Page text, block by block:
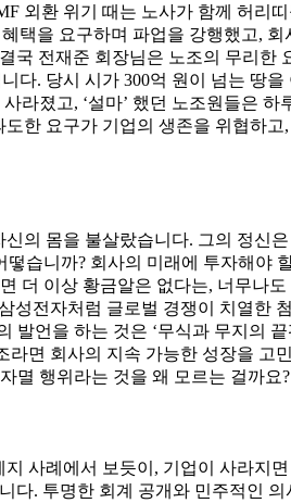
외환 위기 때는 노사가 함께 허리
택을 요구하며 파업을 강행했고, 회
국 전재준 회장님은 노조의 무리한
. 당시 시가 300억 원이 넘는 땅
라졌고, ‘설마’ 했던 노조원들은
한 요구가 기업의 생존을 위협하
몸을 불살랐습니다. 그의 정신은
습니까? 회사의 미래에 투자해야
더 이상 황금알은 없다는, 너무나
전자처럼 글로벌 경쟁이 치열한
언을 하는 것은 ‘무식과 무지의
면 회사의 지속 가능한 성장을 고
멸 행위라는 것을 왜 모르는 걸까요?
사례에서 보듯이, 기업이 사라지
. 투명한 회계 공개와 민주적인